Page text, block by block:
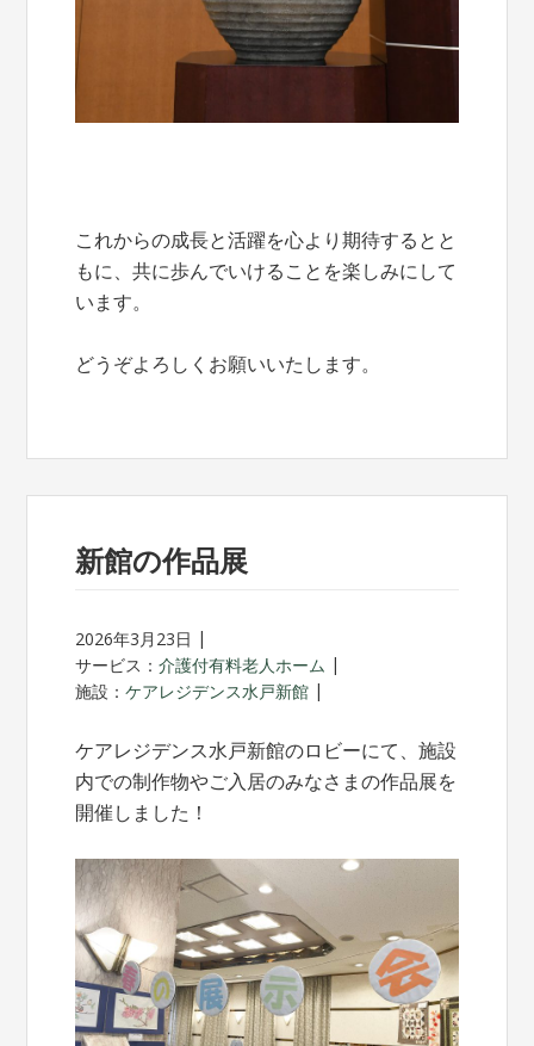
これからの成長と活躍を心より期待するとと
もに、共に歩んでいけることを楽しみにして
います。
どうぞよろしくお願いいたします。
新館の作品展
2026年3月23日
サービス：介護付有料老人ホーム
施設：ケアレジデンス水戸新館
ケアレジデンス水戸新館のロビーにて、施設
内での制作物やご入居のみなさまの作品展を
開催しました！